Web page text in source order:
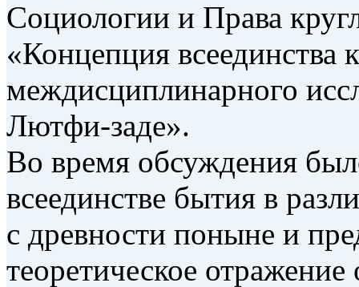
Социологии и Права
«Концепция всеединства
междисциплинарного
Лютфи-заде».
Во время обсуждения
всеединстве бытия в
с древности поныне и
теоретическое